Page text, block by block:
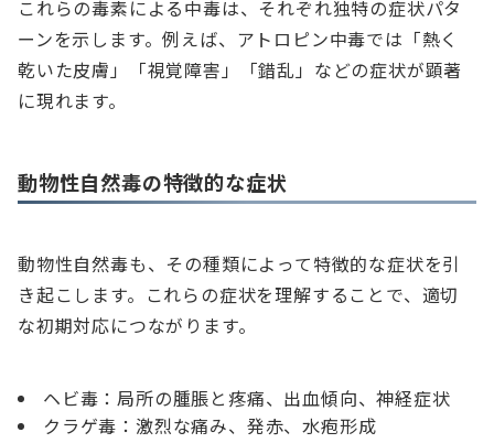
これらの毒素による中毒は、それぞれ独特の症状パタ
ーンを示します。例えば、アトロピン中毒では「熱く
乾いた皮膚」「視覚障害」「錯乱」などの症状が顕著
に現れます。
動物性自然毒の特徴的な症状
動物性自然毒も、その種類によって特徴的な症状を引
き起こします。これらの症状を理解することで、適切
な初期対応につながります。
ヘビ毒：局所の腫脹と疼痛、出血傾向、神経症状
クラゲ毒：激烈な痛み、発赤、水疱形成